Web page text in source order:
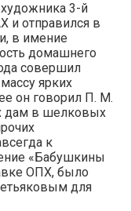
3-й
и отправился в
в имение
домашнего
совершил
ярких
он говорил П. М.
дам в шелковых
к
«Бабушкины
ОПХ, было
для